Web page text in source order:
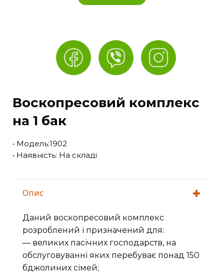
Воскопресовий комплекс
на 1 бак
• Модель:1902
• Наявність: На складі
Опис
Даний воскопресовий комплекс
розроблений і призначений для:
— великих пасічних господарств, на
обслуговуванні яких перебуває понад 150
бджолиних сімей;